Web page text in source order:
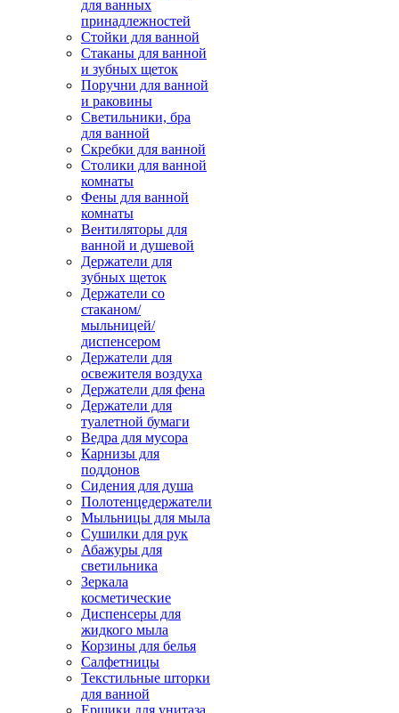
для ванных
принадлежностей
Стойки для ванной
Стаканы для ванной
и зубных щеток
Поручни для ванной
и раковины
Светильники, бра
для ванной
Скребки для ванной
Столики для ванной
комнаты
Фены для ванной
комнаты
Вентиляторы для
ванной и душевой
Держатели для
зубных щеток
Держатели со
стаканом/
мыльницей/
диспенсером
Держатели для
освежителя воздуха
Держатели для фена
Держатели для
туалетной бумаги
Ведра для мусора
Карнизы для
поддонов
Сидения для душа
Полотенцедержатели
Мыльницы для мыла
Сушилки для рук
Абажуры для
светильника
Зеркала
косметические
Диспенсеры для
жидкого мыла
Корзины для белья
Салфетницы
Текстильные шторки
для ванной
Ершики для унитаза